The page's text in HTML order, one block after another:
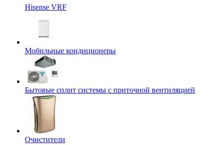
Hisense VRF
Мобильные кондиционеры
Бытовые сплит системы с приточной вентиляцией
Очистители